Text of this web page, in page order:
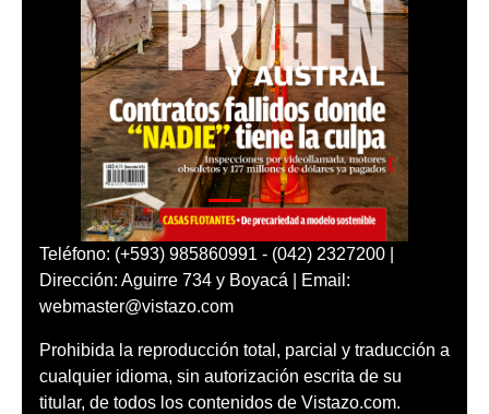
Teléfono: (+593) 985860991 - (042) 2327200 |
Dirección: Aguirre 734 y Boyacá | Email:
webmaster@vistazo.com
Prohibida la reproducción total, parcial y traducción a
cualquier idioma, sin autorización escrita de su
titular, de todos los contenidos de Vistazo.com.